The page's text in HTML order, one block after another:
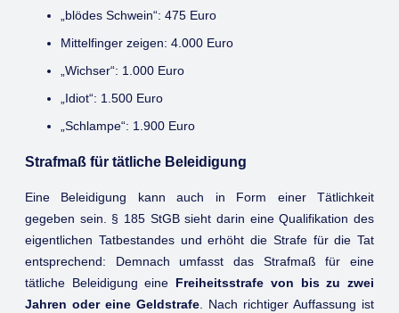
„blödes Schwein“: 475 Euro
Mittelfinger zeigen: 4.000 Euro
„Wichser“: 1.000 Euro
„Idiot“: 1.500 Euro
„Schlampe“: 1.900 Euro
Strafmaß für tätliche Beleidigung
Eine Beleidigung kann auch in Form einer Tätlichkeit
gegeben sein. § 185 StGB sieht darin eine Qualifikation des
eigentlichen Tatbestandes und erhöht die Strafe für die Tat
entsprechend: Demnach umfasst das Strafmaß für eine
tätliche Beleidigung eine Freiheitsstrafe von bis zu zwei
Jahren oder eine Geldstrafe. Nach richtiger Auffassung ist